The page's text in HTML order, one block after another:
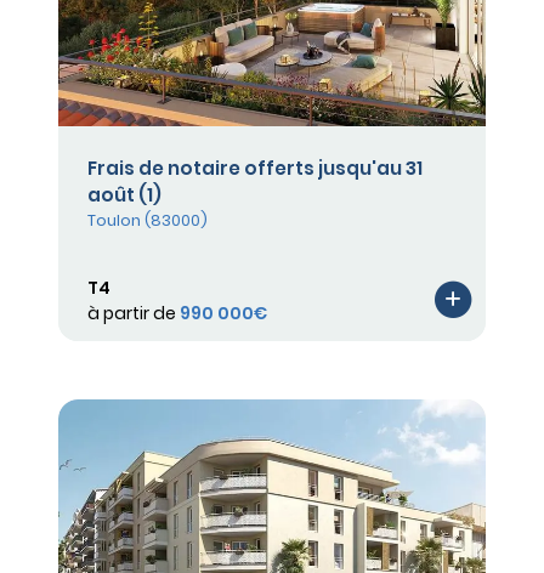
Frais de notaire offerts jusqu'au 31
août (1)
Toulon (83000)
T4
à partir de 990 000€